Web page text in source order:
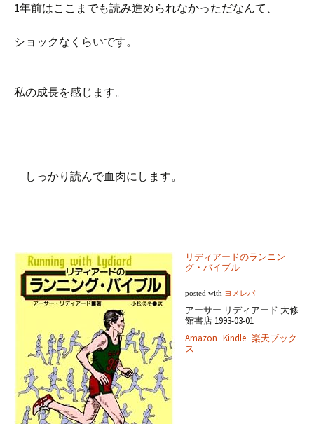
1年前はここまでも読み進められなかっただなんて、
ショックなくらいです。
私の成長を感じます。
しっかり読んで血肉にします。
リディアードのランニン
グ・バイブル
posted with ヨメレバ
アーサー リディアード 大修
館書店 1993-03-01
Amazon Kindle 楽天ブック
ス